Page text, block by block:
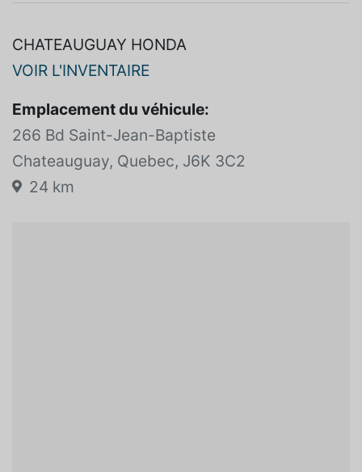
CHATEAUGUAY HONDA
VOIR L'INVENTAIRE
Emplacement du véhicule:
266 Bd Saint-Jean-Baptiste
Chateauguay, Quebec, J6K 3C2
24 km